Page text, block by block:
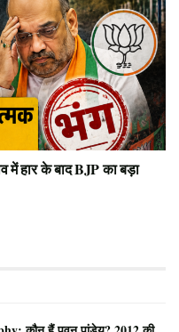
में हार के बाद BJP का बड़ा